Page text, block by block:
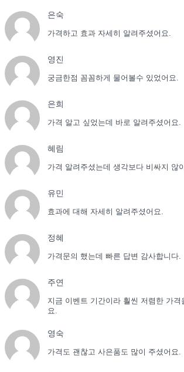
은숙
가격하고 효과 자세히 알려주셨어요.
영진
궁금한점 꼼꼼하게 물어볼수 있었어요.
은희
가격 알고 싶었는데 바로 알려주셨어요.
혜림
가격 알려주셨는데 생각보다 비싸지 않
유민
효과에 대해 자세히 알려주셨어요.
정혜
가격문의 했는데 빠른 답변 감사합니다.
주연
지금 이벤트 기간이라 훨씬 저렴한 가격
요.
영숙
가격도 괜찮고 사은품도 많이 주셨어요.